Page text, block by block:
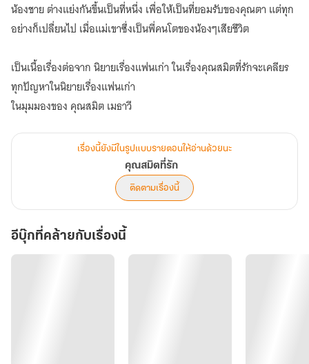
น้องชาย ต่างแย่งกันขึ้นเป็นที่หนึ่ง เพื่อให้เป็นที่ยอมรับของคุณตา แต่ทุก
อย่างก็เปลื่ยนไป เมื่อแม่เขาซึ่งเป็นพี่คนโตของน้องๆเสียชีวิต
เป็นเนื้อเรื่องต่อจาก นิยายเรื่องแฟนเก่า ในเรื่องคุณสมิตที่รักจะเคลียร
ทุกปัญหาในนิยายเรื่องแฟนเก่า
ในมุมมองของ คุณสมิต เมธาวี
เรื่องนี้ยังมีในรูปแบบรายตอนให้อ่านด้วยนะ
คุณสมิตที่รัก
ติดตามเรื่องนี้
อีบุ๊กที่คล้ายกับเรื่องนี้